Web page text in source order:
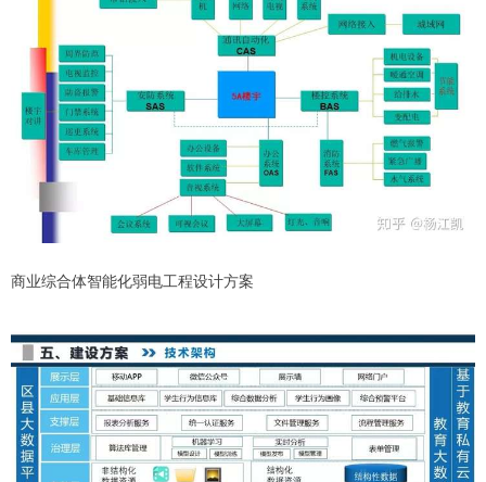
商业综合体智能化弱电工程设计方案